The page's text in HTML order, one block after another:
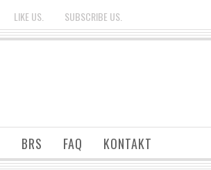
LIKE US. SUBSCRIBE US.
BRS FAQ KONTAKT